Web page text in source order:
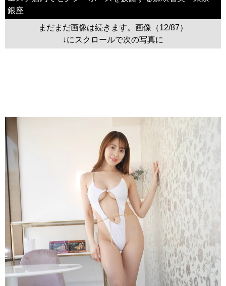
銀座
まだまだ画像は続きます。画像（12/87）
↓にスクロールで次の写真に